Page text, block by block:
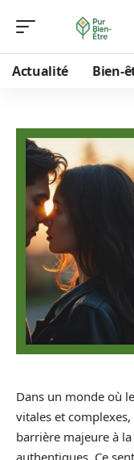
Actualité Bien-
Dans un monde où
vitales et
barrière majeure à
authentiques. Ce